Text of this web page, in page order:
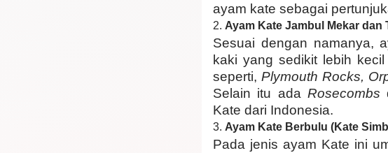
ayam kate sebagai
2. Ayam Kate Jambul Mekar dan
Sesuai dengan namanya,
kaki yang sedikit lebih
seperti, Plymouth Rocks,
Selain itu ada Rosecombs
Kate dari Indonesia.
3. Ayam Kate Berbulu (Kate
Pada jenis ayam Kate ini